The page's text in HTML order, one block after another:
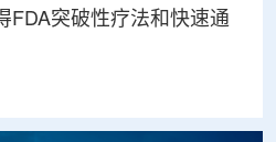
FDA突破性疗法和快速通